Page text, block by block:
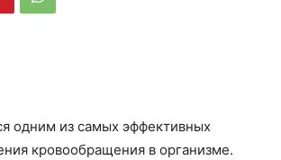
одним из самых эффективных
кровообращения в организме.